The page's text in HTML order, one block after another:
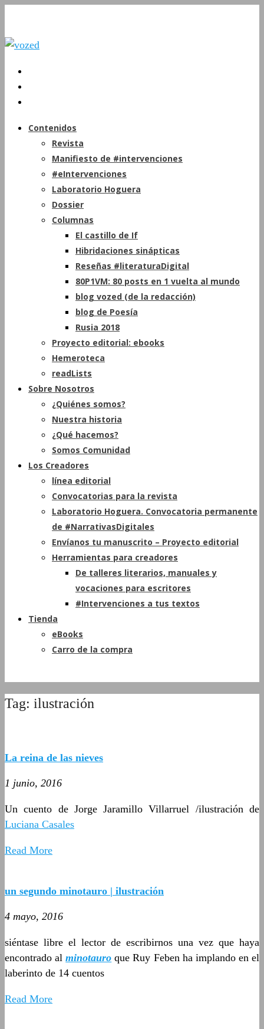
Contenidos
Revista
Manifiesto de #intervenciones
#eIntervenciones
Laboratorio Hoguera
Dossier
Columnas
El castillo de If
Hibridaciones sinápticas
Reseñas #literaturaDigital
80P1VM: 80 posts en 1 vuelta al mundo
blog vozed (de la redacción)
blog de Poesía
Rusia 2018
Proyecto editorial: ebooks
Hemeroteca
readLists
Sobre Nosotros
¿Quiénes somos?
Nuestra historia
¿Qué hacemos?
Somos Comunidad
Los Creadores
línea editorial
Convocatorias para la revista
Laboratorio Hoguera. Convocatoria permanente
de #NarrativasDigitales
Envíanos tu manuscrito – Proyecto editorial
Herramientas para creadores
De talleres literarios, manuales y
vocaciones para escritores
#Intervenciones a tus textos
Tienda
eBooks
Carro de la compra
Tag: ilustración
La reina de las nieves
1 junio, 2016
Un cuento de Jorge Jaramillo Villarruel /ilustración de
Luciana Casales
Read More
un segundo minotauro | ilustración
4 mayo, 2016
siéntase libre el lector de escribirnos una vez que haya
encontrado alminotauro que Ruy Feben ha implando en el
laberinto de 14 cuentos
Read More